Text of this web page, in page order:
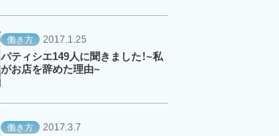
働き方 2017.1.25
パティシエ149人に聞きました！~私
がお店を辞めた理由~
働き方 2017.3.7